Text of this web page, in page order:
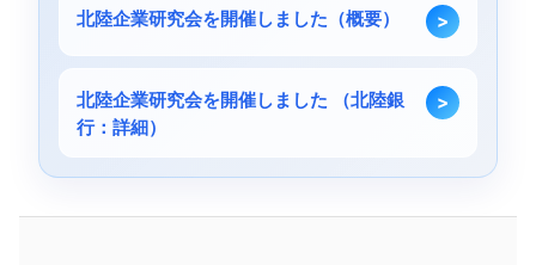
北陸企業研究会を開催しました（概要）
北陸企業研究会を開催しました （北陸銀
行：詳細）